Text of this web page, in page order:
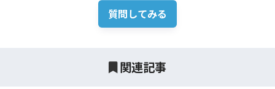
質問してみる
関連記事